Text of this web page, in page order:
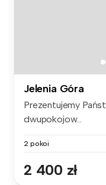
Jelenia Góra
Prezentujemy
dwupokojow...
2 pokoi
2 400 zł